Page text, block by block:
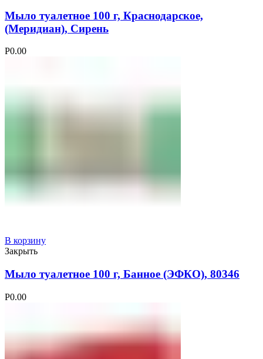
Мыло туалетное 100 г, Краснодарское,
(Меридиан), Сирень
Р0.00
В корзину
Закрыть
Мыло туалетное 100 г, Банное (ЭФКО), 80346
Р0.00